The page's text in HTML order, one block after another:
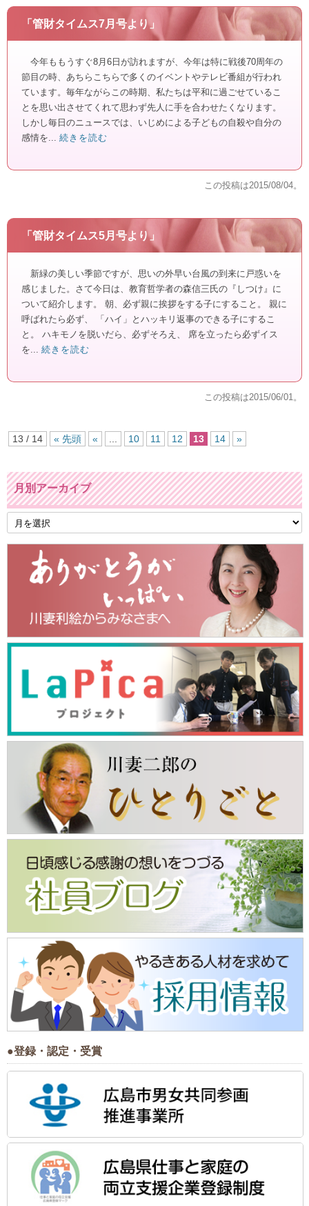
「管財タイムス7月号より」
今年ももうすぐ8月6日が訪れますが、今年は特に戦後70周年の
節目の時、あちらこちらで多くのイベントやテレビ番組が行われ
ています。毎年ながらこの時期、私たちは平和に過ごせているこ
とを思い出させてくれて思わず先人に手を合わせたくなります。
しかし毎日のニュースでは、いじめによる子どもの自殺や自分の
感情を... 続きを読む
この投稿は2015/08/04。
「管財タイムス5月号より」
新緑の美しい季節ですが、思いの外早い台風の到来に戸惑いを
感じました。さて今日は、教育哲学者の森信三氏の『しつけ』に
ついて紹介します。 朝、必ず親に挨拶をする子にすること。 親に
呼ばれたら必ず、 「ハイ」とハッキリ返事のできる子にするこ
と。 ハキモノを脱いだら、必ずそろえ、 席を立ったら必ずイス
を... 続きを読む
この投稿は2015/06/01。
13 / 14 « 先頭 « 10 11 12 13 14 »
月別アーカイブ
●登録・認定・受賞